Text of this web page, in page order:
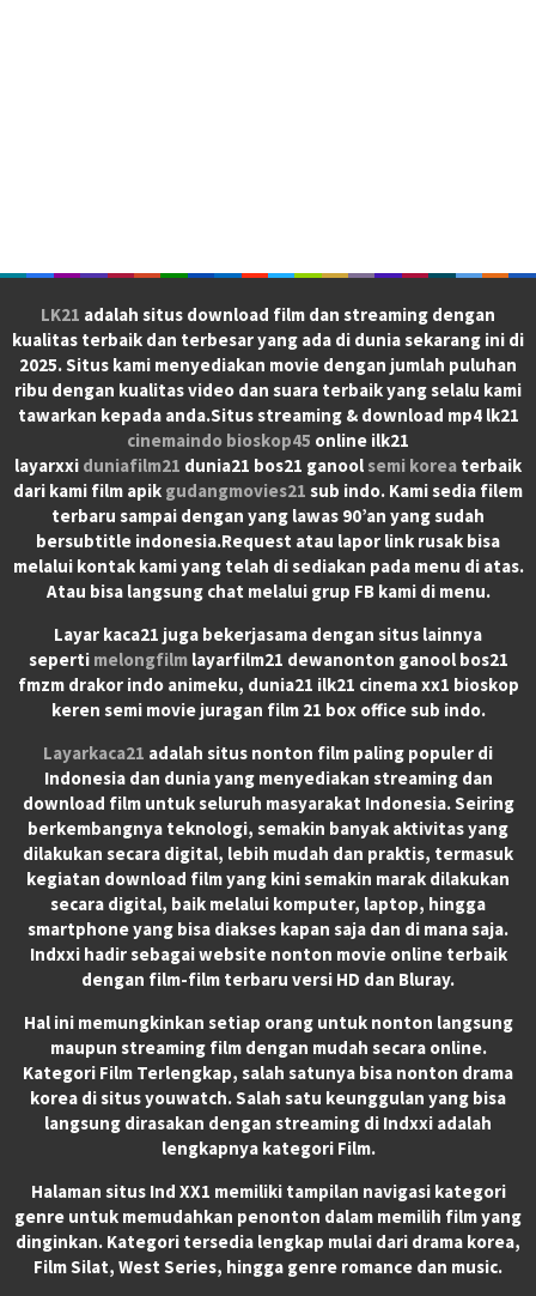
LK21 adalah situs download film dan streaming dengan
kualitas terbaik dan terbesar yang ada di dunia sekarang ini di
2025. Situs kami menyediakan movie dengan jumlah puluhan
ribu dengan kualitas video dan suara terbaik yang selalu kami
tawarkan kepada anda.Situs streaming & download mp4 lk21
cinemaindo bioskop45 online ilk21
layarxxi duniafilm21 dunia21 bos21 ganool semi korea terbaik
dari kami film apik gudangmovies21 sub indo. Kami sedia filem
terbaru sampai dengan yang lawas 90’an yang sudah
bersubtitle indonesia.Request atau lapor link rusak bisa
melalui kontak kami yang telah di sediakan pada menu di atas.
Atau bisa langsung chat melalui grup FB kami di menu.
Layar kaca21 juga bekerjasama dengan situs lainnya
seperti melongfilmlayarfilm21 dewanonton ganool bos21
fmzm drakor indo animeku, dunia21 ilk21 cinema xx1 bioskop
keren semi movie juragan film 21 box office sub indo.
Layarkaca21 adalah situs nonton film paling populer di
Indonesia dan dunia yang menyediakan streaming dan
download film untuk seluruh masyarakat Indonesia. Seiring
berkembangnya teknologi, semakin banyak aktivitas yang
dilakukan secara digital, lebih mudah dan praktis, termasuk
kegiatan download film yang kini semakin marak dilakukan
secara digital, baik melalui komputer, laptop, hingga
smartphone yang bisa diakses kapan saja dan di mana saja.
Indxxi hadir sebagai website nonton movie online terbaik
dengan film-film terbaru versi HD dan Bluray.
Hal ini memungkinkan setiap orang untuk nonton langsung
maupun streaming film dengan mudah secara online.
Kategori Film Terlengkap, salah satunya bisa nonton drama
korea di situs youwatch. Salah satu keunggulan yang bisa
langsung dirasakan dengan streaming di Indxxi adalah
lengkapnya kategori Film.
Halaman situs Ind XX1 memiliki tampilan navigasi kategori
genre untuk memudahkan penonton dalam memilih film yang
dinginkan. Kategori tersedia lengkap mulai dari drama korea,
Film Silat, West Series, hingga genre romance dan music.